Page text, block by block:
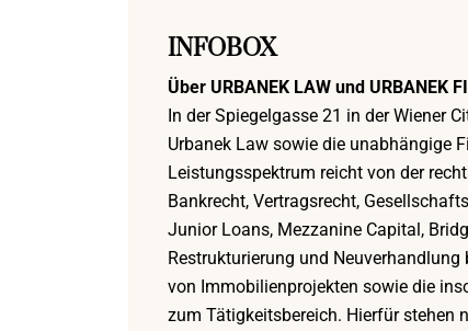
INFOBOX
Über URBANEK LAW und URBANEK
In der Spiegelgasse 21 in der Wiener
Urbanek Law sowie die unabhängige
Leistungsspektrum reicht von der
Bankrecht, Vertragsrecht,
Junior Loans, Mezzanine Capital,
Restrukturierung und
von Immobilienprojekten sowie die
zum Tätigkeitsbereich. Hierfür stehen